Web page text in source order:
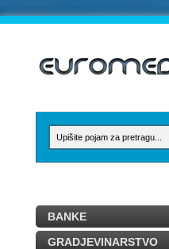
BANKE
GRADJEVINARSTVO